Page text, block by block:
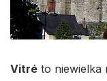
Vitré to niewielka